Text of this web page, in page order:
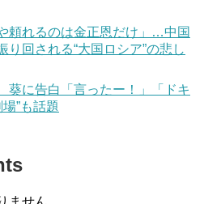
頼れるのは金正恩だけ」…中国
り回される“大国ロシア”の悲し
葵に告白「言ったー！」「ドキ
”も話題
ません。